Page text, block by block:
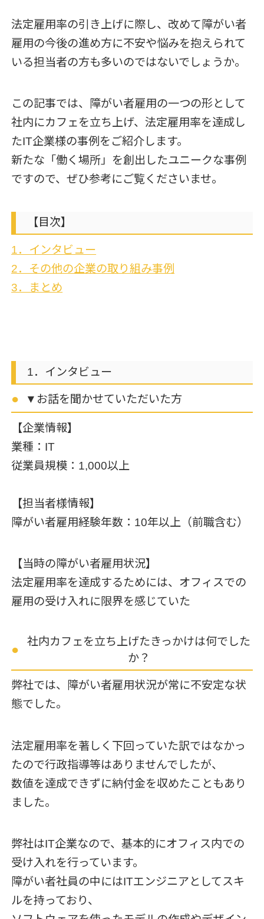
法定雇用率の引き上げに際し、改めて障がい者
雇用の今後の進め方に不安や悩みを抱えられて
いる担当者の方も多いのではないでしょうか。
この記事では、障がい者雇用の一つの形として
社内にカフェを立ち上げ、法定雇用率を達成し
たIT企業様の事例をご紹介します。
新たな「働く場所」を創出したユニークな事例
ですので、ぜひ参考にご覧くださいませ。
【目次】
1．インタビュー
2．その他の企業の取り組み事例
3．まとめ
1．インタビュー
▼お話を聞かせていただいた方
【企業情報】
業種：IT
従業員規模：1,000以上
【担当者様情報】
障がい者雇用経験年数：10年以上（前職含む）
【当時の障がい者雇用状況】
法定雇用率を達成するためには、オフィスでの
雇用の受け入れに限界を感じていた
社内カフェを立ち上げたきっかけは何でした
か？
弊社では、障がい者雇用状況が常に不安定な状
態でした。
法定雇用率を著しく下回っていた訳ではなかっ
たので行政指導等はありませんでしたが、
数値を達成できずに納付金を収めたこともあり
ました。
弊社はIT企業なので、基本的にオフィス内での
受け入れを行っています。
障がい者社員の中にはITエンジニアとしてスキ
ルを持っており、